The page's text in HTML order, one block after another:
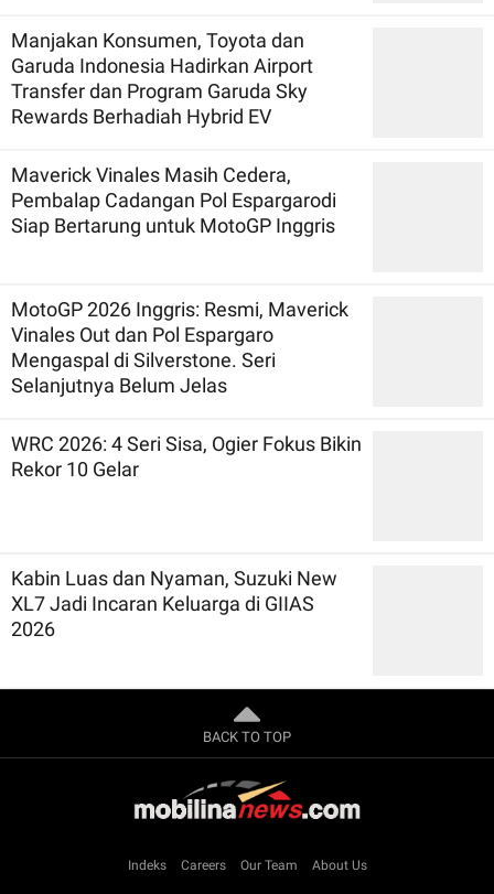
Manjakan Konsumen, Toyota dan
Garuda Indonesia Hadirkan Airport
Transfer dan Program Garuda Sky
Rewards Berhadiah Hybrid EV
Maverick Vinales Masih Cedera,
Pembalap Cadangan Pol Espargarodi
Siap Bertarung untuk MotoGP Inggris
MotoGP 2026 Inggris: Resmi, Maverick
Vinales Out dan Pol Espargaro
Mengaspal di Silverstone. Seri
Selanjutnya Belum Jelas
WRC 2026: 4 Seri Sisa, Ogier Fokus Bikin
Rekor 10 Gelar
Kabin Luas dan Nyaman, Suzuki New
XL7 Jadi Incaran Keluarga di GIIAS
2026
BACK TO TOP
Indeks Careers Our Team About Us